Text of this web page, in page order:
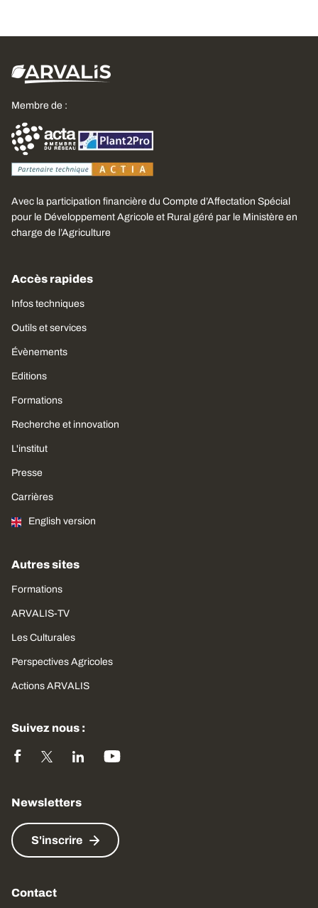
Membre de :
Avec la participation financière du Compte d’Affectation Spécial
pour le Développement Agricole et Rural géré par le Ministère en
charge de l’Agriculture
Accès rapides
Infos techniques
Outils et services
Évènements
Editions
Formations
Recherche et innovation
L'institut
Presse
Carrières
English version
Autres sites
Formations
ARVALIS-TV
Les Culturales
Perspectives Agricoles
Actions ARVALIS
Suivez nous :
Newsletters
S'inscrire
Contact